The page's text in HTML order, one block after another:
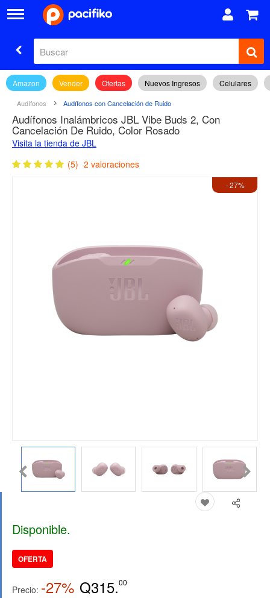
Amazon Vender Ofertas Nuevos Ingresos Celulares
Audífonos Audífonos con Cancelación de Ruido
Audífonos Inalámbricos JBL Vibe Buds 2, Con
Cancelación De Ruido, Color Rosado
Visita la tienda de JBL
(5) 2 valoraciones
- 27%
Disponible.
OFERTA
Precio: -27% Q315.00